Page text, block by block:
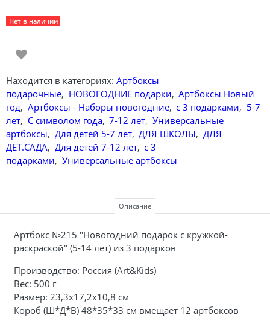
Нет в наличии
Находится в категориях: Артбоксы
подарочные, НОВОГОДНИЕ подарки, Артбоксы Новый
год, Артбоксы - Наборы новогодние, с 3 подарками, 5-7
лет, С символом года, 7-12 лет, Универсальные
артбоксы, Для детей 5-7 лет, ДЛЯ ШКОЛЫ, ДЛЯ
ДЕТ.САДА, Для детей 7-12 лет, с 3
подарками, Универсальные артбоксы
Описание
Артбокс №215 "Новогодний подарок с кружкой-
раскраской" (5-14 лет) из 3 подарков
Производство: Россия (Art&Kids)
Вес: 500 г
Размер: 23,3х17,2х10,8 см
Короб (Ш*Д*В) 48*35*33 см вмещает 12 артбоксов